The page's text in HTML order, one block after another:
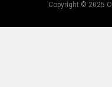
Copyright © 2025